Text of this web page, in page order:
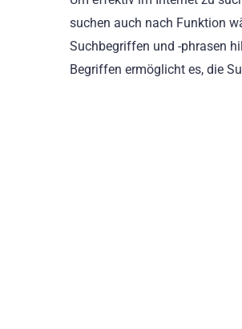
suchen auch nach Funktion
Suchbegriffen und -phrasen
Begriffen ermöglicht es, die